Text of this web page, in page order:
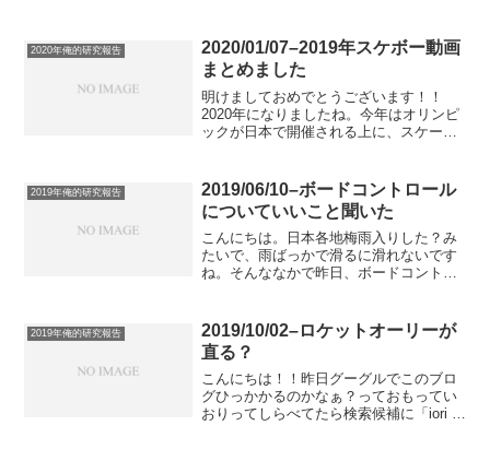
もWORDPRESSのテーマを決めるので迷
っ...
2020年俺的研究報告
2020/01/07–2019年スケボー動画
まとめました
明けましておめでとうございます！！
2020年になりましたね。今年はオリンピ
ックが日本で開催される上に、スケート
ートボードがオリンピックで種目として
取り上げられるこ...
2019年俺的研究報告
2019/06/10–ボードコントロール
についていいこと聞いた
こんにちは。日本各地梅雨入りした？み
たいで、雨ばっかで滑るに滑れないです
ね。そんななかで昨日、ボードコントロ
ぱノーズをちゃんと押すことで得られる
みたいです。でも、それは...
2019年俺的研究報告
2019/10/02–ロケットオーリーが
直る？
こんにちは！！昨日グーグルでこのブロ
グひっかかるのかなぁ？っておもってい
おりってしらべてたら検索候補に「iori ひ